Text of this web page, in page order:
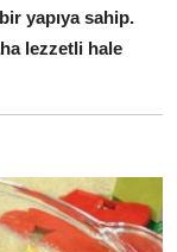
yapıya sahip.
lezzetli hale